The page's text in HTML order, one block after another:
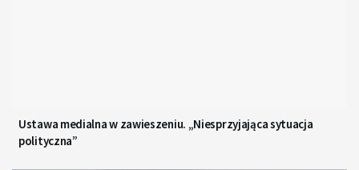
Ustawa medialna w zawieszeniu. „Niesprzyjająca sytuacja
polityczna”